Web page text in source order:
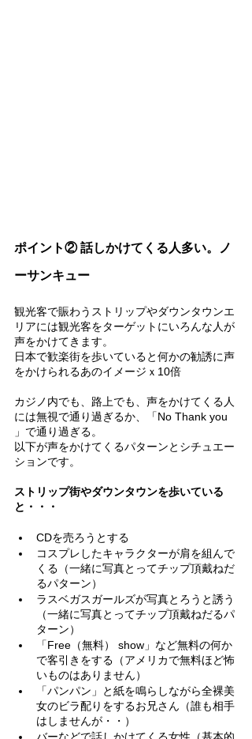
ポイント② 話しかけてくる人多い。ノ
ーサンキュー
観光客で賑わうストリップやダウンタウンエ
リアには観光客をターゲットにいろんな人が
声をかけてきます。
日本で歓楽街を歩いていると何かの勧誘に声
をかけられるあのイメージｘ10倍
カジノ内でも、路上でも、声をかけてくる人
には無視で通り過ぎるか、「No Thank you
」で通り過ぎる。
以下が声をかけてくるパターンとシチュエー
ションです。
ストリップ街やダウンタウンを歩いている
と・・・
CDを売ろうとする
コスプレしたキャラクターが肩を組んで
くる（一緒に写真とってチップ頂戴ねだ
るパターン）
ラスベガスガールズが写真とろうと誘う
（一緒に写真とってチップ頂戴ねだるパ
ターン）
「Free（無料） show」など無料の何か
で客引きをする（アメリカで無料ほど怖
いものはありません）
「パンパン」と紙を鳴らしながら全裸美
女のビラ配りをするお兄さん（誰も相手
はしませんが・・）